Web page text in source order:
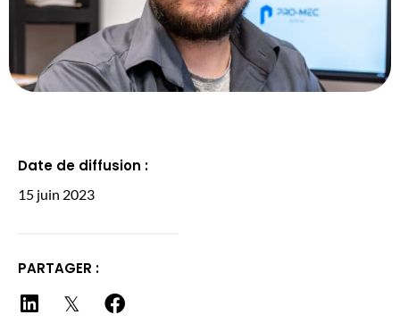
Date de diffusion :
15 juin 2023
PARTAGER :